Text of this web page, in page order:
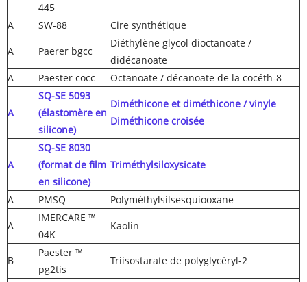
445
A SW-88
Cire synthétique
A
Paerer bgcc
Diéthylène glycol dioctanoate /
didécanoate
A
Paester cocc Octanoate / décanoate de la cocéth-8
A
SQ-SE 5093
(élastomère en
silicone)
Diméthicone et diméthicone / vinyle
Diméthicone croisée
A
SQ-SE 8030
(format de film
en silicone)
Triméthylsiloxysicate
A PMSQ
Polyméthylsilsesquiooxane
A
IMERCARE ™
04K
Kaolin
B
Paester ™
pg2tis
Triisostarate de polyglycéryl-2